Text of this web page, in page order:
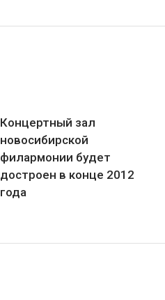
Концертный зал
новосибирской
филармонии будет
достроен в конце 2012
года